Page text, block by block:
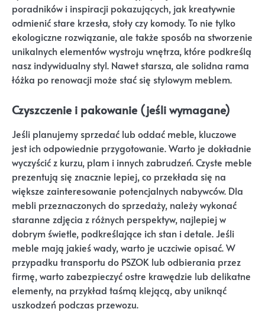
poradników i inspiracji pokazujących, jak kreatywnie
odmienić stare krzesła, stoły czy komody. To nie tylko
ekologiczne rozwiązanie, ale także sposób na stworzenie
unikalnych elementów wystroju wnętrza, które podkreślą
nasz indywidualny styl. Nawet starsza, ale solidna rama
łóżka po renowacji może stać się stylowym meblem.
Czyszczenie i pakowanie (jeśli wymagane)
Jeśli planujemy sprzedać lub oddać meble, kluczowe
jest ich odpowiednie przygotowanie. Warto je dokładnie
wyczyścić z kurzu, plam i innych zabrudzeń. Czyste meble
prezentują się znacznie lepiej, co przekłada się na
większe zainteresowanie potencjalnych nabywców. Dla
mebli przeznaczonych do sprzedaży, należy wykonać
staranne zdjęcia z różnych perspektyw, najlepiej w
dobrym świetle, podkreślające ich stan i detale. Jeśli
meble mają jakieś wady, warto je uczciwie opisać. W
przypadku transportu do PSZOK lub odbierania przez
firmę, warto zabezpieczyć ostre krawędzie lub delikatne
elementy, na przykład taśmą klejącą, aby uniknąć
uszkodzeń podczas przewozu.